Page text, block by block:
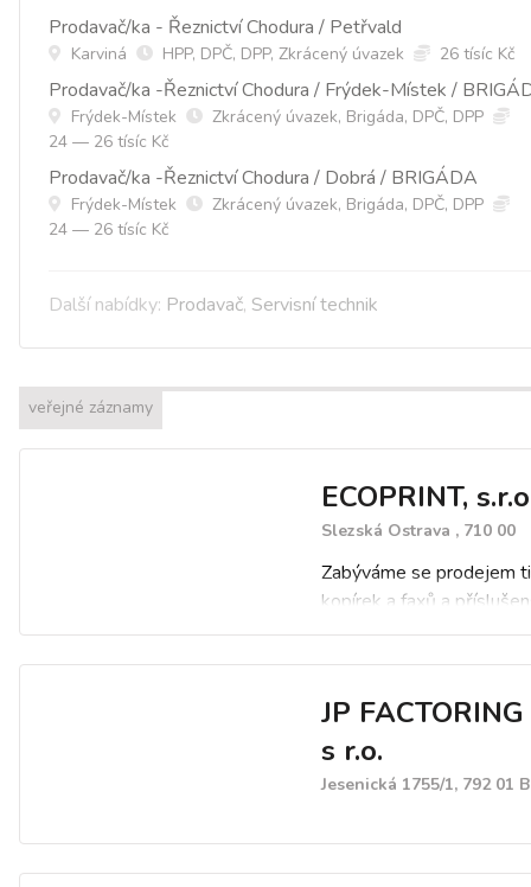
Prodavač/ka - Řeznictví Chodura / Petřvald
Karviná HPP, DPČ, DPP, Zkrácený úvazek 26 tísíc Kč
Prodavač/ka -Řeznictví Chodura / Frýdek-Místek /
Frýdek-Místek
Zkrácený úvazek, Brigáda, DPČ, DPP
24 — 26 tísíc Kč
Prodavač/ka -Řeznictví Chodura / Dobrá / BRIGÁDA
Frýdek-Místek
Zkrácený úvazek, Brigáda, DPČ, DPP
24 — 26 tísíc Kč
Další nabídky: Prodavač, Servisní technik
veřejné záznamy
ECOPRINT,
Slezská Ostrava , 710 00
Zabýváme se prodejem
kopírek a faxů a
JP
s r.o.
Jesenická 1755/1, 792 01